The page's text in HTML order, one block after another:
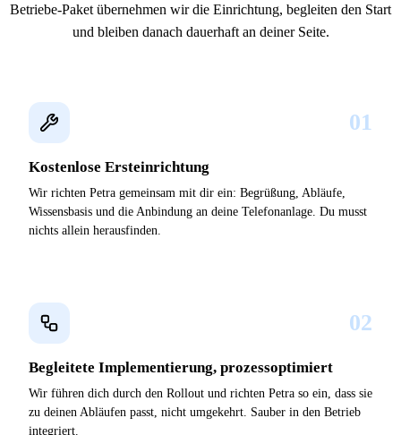
Betriebe-Paket übernehmen wir die Einrichtung, begleiten den Start
und bleiben danach dauerhaft an deiner Seite.
01
Kostenlose Ersteinrichtung
Wir richten Petra gemeinsam mit dir ein: Begrüßung, Abläufe,
Wissensbasis und die Anbindung an deine Telefonanlage. Du musst
nichts allein herausfinden.
02
Begleitete Implementierung, prozessoptimiert
Wir führen dich durch den Rollout und richten Petra so ein, dass sie
zu deinen Abläufen passt, nicht umgekehrt. Sauber in den Betrieb
integriert.